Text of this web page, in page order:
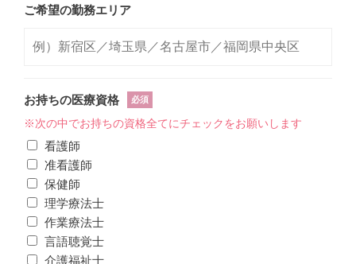
ご希望の勤務エリア
お持ちの医療資格 必須
※次の中でお持ちの資格全てにチェックをお願いします
看護師
准看護師
保健師
理学療法士
作業療法士
言語聴覚士
介護福祉士